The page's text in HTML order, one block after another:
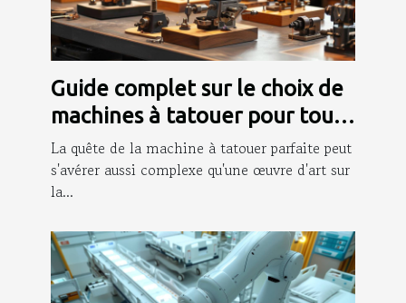
Guide complet sur le choix de
machines à tatouer pour tout
niveau
La quête de la machine à tatouer parfaite peut
s'avérer aussi complexe qu'une œuvre d'art sur
la...